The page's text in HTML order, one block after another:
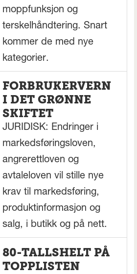
moppfunksjon og
terskelhåndtering. Snart
kommer de med nye
kategorier.
FORBRUKERVERN
I DET GRØNNE
SKIFTET
JURIDISK: Endringer i
markedsføringsloven,
angrerettloven og
avtaleloven vil stille nye
krav til markedsføring,
produktinformasjon og
salg, i butikk og på nett.
80-TALLSHELT PÅ
TOPPLISTEN